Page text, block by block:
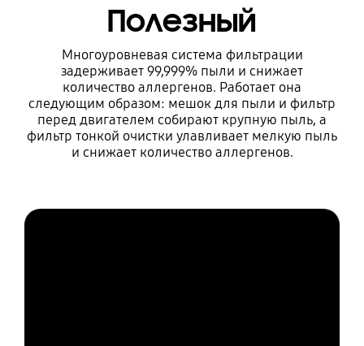
Полезный
Многоуровневая система фильтрации
задерживает 99,999% пыли и снижает
количество аллергенов. Работает она
следующим образом: мешок для пыли и фильтр
перед двигателем собирают крупную пыль, а
фильтр тонкой очистки улавливает мелкую пыль
и снижает количество аллергенов.